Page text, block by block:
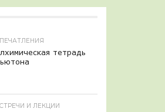
тетрадь
И ЛЕКЦИИ